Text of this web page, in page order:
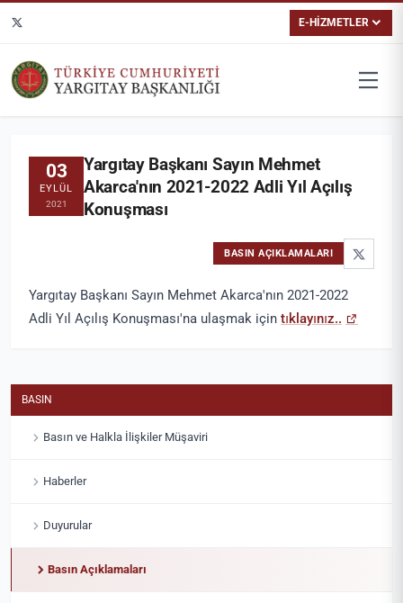
E-HİZMETLER
03
EYLÜL
2021
Yargıtay Başkanı Sayın Mehmet
Akarca'nın 2021-2022 Adli Yıl Açılış
Konuşması
BASIN AÇIKLAMALARI
Yargıtay Başkanı Sayın Mehmet Akarca'nın 2021-2022
Adli Yıl Açılış Konuşması'na ulaşmak için tıklayınız..
BASIN
Basın ve Halkla İlişkiler Müşaviri
Haberler
Duyurular
Basın Açıklamaları